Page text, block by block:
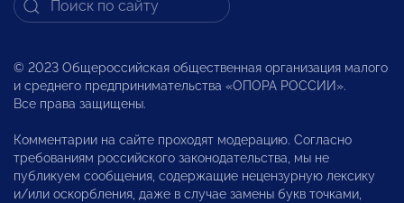
© 2023 Общероссийская общественная организация малого
и среднего предпринимательства «ОПОРА РОССИИ».
Все права защищены.
Комментарии на сайте проходят модерацию. Согласно
требованиям российского законодательства, мы не
публикуем сообщения, содержащие нецензурную лексику
и/или оскорбления, даже в случае замены букв точками,